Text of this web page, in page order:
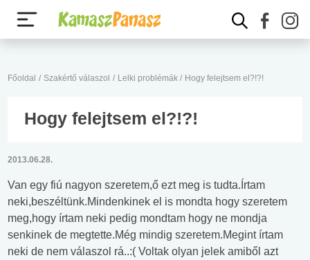
Főoldal / Szakértő válaszol / Lelki problémák / Hogy felejtsem el?!?!
Hogy felejtsem el?!?!
2013.06.28.
Van egy fiú nagyon szeretem,ő ezt meg is tudta.Írtam
neki,beszéltünk.Mindenkinek el is mondta hogy szeretem
meg,hogy írtam neki pedig mondtam hogy ne mondja
senkinek de megtette.Még mindig szeretem.Megint írtam
neki de nem válaszol rá..:( Voltak olyan jelek amiből azt